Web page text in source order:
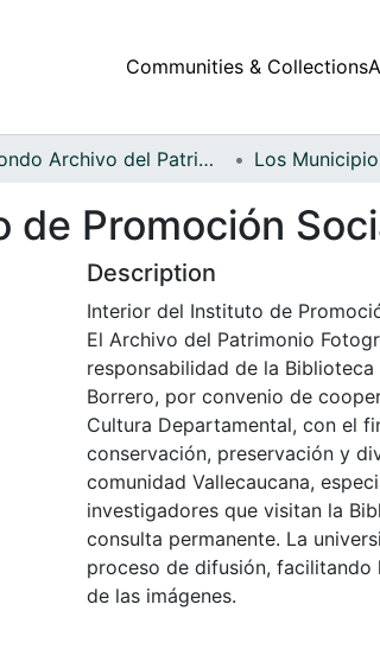
Communities & Collections
Fondo Archivo del Patrimonio Fotográfico y Fílmico del Valle del Cauca Los
Promoción
Description
Interior del Instituto de
El Archivo del Patrimonio
responsabilidad de la
Borrero, por convenio de
Cultura Departamental, con el
conservación, preservación y
comunidad Vallecaucana,
investigadores que visitan la
consulta permanente. La
proceso de difusión,
de las imágenes.